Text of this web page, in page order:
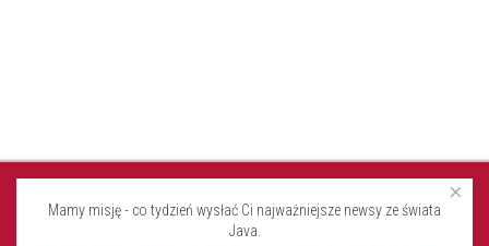
×
Mamy misję - co tydzień wysłać Ci najważniejsze newsy ze świata
Java.